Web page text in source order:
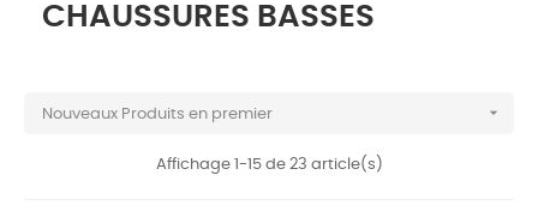
CHAUSSURES BASSES
Nouveaux Produits en premier 
Affichage 1-15 de 23 article(s)